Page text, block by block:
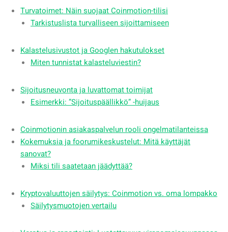
Turvatoimet: Näin suojaat Coinmotion-tilisi
Tarkistuslista turvalliseen sijoittamiseen
Kalastelusivustot ja Googlen hakutulokset
Miten tunnistat kalasteluviestin?
Sijoitusneuvonta ja luvattomat toimijat
Esimerkki: ”Sijoituspäällikkö” -huijaus
Coinmotionin asiakaspalvelun rooli ongelmatilanteissa
Kokemuksia ja foorumikeskustelut: Mitä käyttäjät
sanovat?
Miksi tili saatetaan jäädyttää?
Kryptovaluuttojen säilytys: Coinmotion vs. oma lompakko
Säilytysmuotojen vertailu